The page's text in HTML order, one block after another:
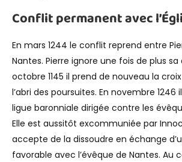
Conflit permanent avec
En mars 1244 le conflit reprend entre
Nantes. Pierre ignore une fois de plus
octobre 1145 il prend de nouveau la
l’abri des poursuites. En novembre 1246
ligue baronniale dirigée contre les
Elle est aussitôt excommuniée par
accepte de la dissoudre en échange
favorable avec l’évêque de Nantes. Au